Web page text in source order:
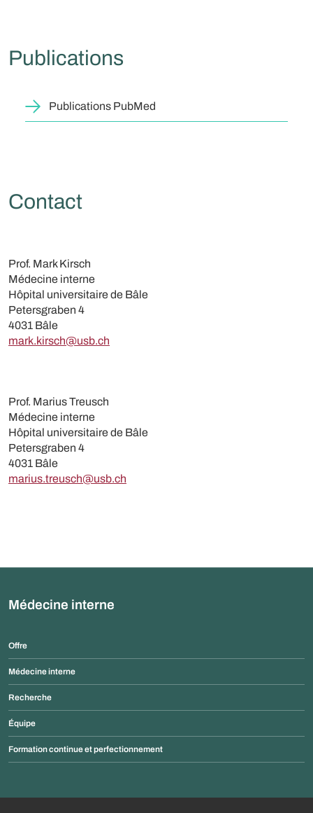
Publications
Publications PubMed
Contact
Prof. Mark Kirsch
Médecine interne
Hôpital universitaire de Bâle
Petersgraben 4
4031 Bâle
mark.kirsch@usb.ch
Prof. Marius Treusch
Médecine interne
Hôpital universitaire de Bâle
Petersgraben 4
4031 Bâle
marius.treusch@usb.ch
Médecine interne
Offre
Médecine interne
Recherche
Équipe
Formation continue et perfectionnement